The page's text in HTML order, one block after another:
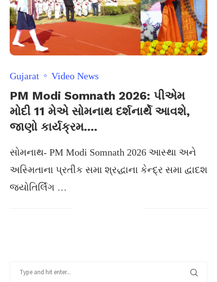
Gujarat Video News
PM Modi Somnath 2026: પીએમ
મોદી 11 મેએ સોમનાથ દર્શનાર્થે આવશે,
જાણો કાર્યક્રમ….
સોમનાથ- PM Modi Somnath 2026 આસ્થા અને
અસ્મિતાના પ્રતીક સમા શ્રદ્ધાના કેન્દ્ર સમા દ્વાદશ
જ્યોતિર્લિંગ …